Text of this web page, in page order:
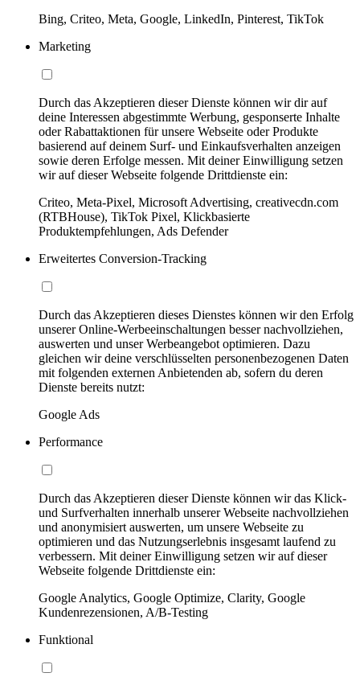
Bing, Criteo, Meta, Google, LinkedIn, Pinterest, TikTok
Marketing
Durch das Akzeptieren dieser Dienste können wir dir auf
deine Interessen abgestimmte Werbung, gesponserte Inhalte
oder Rabattaktionen für unsere Webseite oder Produkte
basierend auf deinem Surf- und Einkaufsverhalten anzeigen
sowie deren Erfolge messen. Mit deiner Einwilligung setzen
wir auf dieser Webseite folgende Drittdienste ein:
Criteo, Meta-Pixel, Microsoft Advertising, creativecdn.com
(RTBHouse), TikTok Pixel, Klickbasierte
Produktempfehlungen, Ads Defender
Erweitertes Conversion-Tracking
Durch das Akzeptieren dieses Dienstes können wir den Erfolg
unserer Online-Werbeeinschaltungen besser nachvollziehen,
auswerten und unser Werbeangebot optimieren. Dazu
gleichen wir deine verschlüsselten personenbezogenen Daten
mit folgenden externen Anbietenden ab, sofern du deren
Dienste bereits nutzt:
Google Ads
Performance
Durch das Akzeptieren dieser Dienste können wir das Klick-
und Surfverhalten innerhalb unserer Webseite nachvollziehen
und anonymisiert auswerten, um unsere Webseite zu
optimieren und das Nutzungserlebnis insgesamt laufend zu
verbessern. Mit deiner Einwilligung setzen wir auf dieser
Webseite folgende Drittdienste ein:
Google Analytics, Google Optimize, Clarity, Google
Kundenrezensionen, A/B-Testing
Funktional